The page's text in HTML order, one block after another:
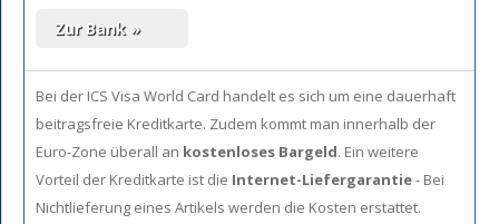
Bei der ICS Visa World Card handelt es sich um eine dauerhaft
beitragsfreie Kreditkarte. Zudem kommt man innerhalb der
Euro-Zone überall an kostenloses Bargeld. Ein weitere
Vorteil der Kreditkarte ist die Internet-Liefergarantie- Bei
Nichtlieferung eines Artikels werden die Kosten erstattet.